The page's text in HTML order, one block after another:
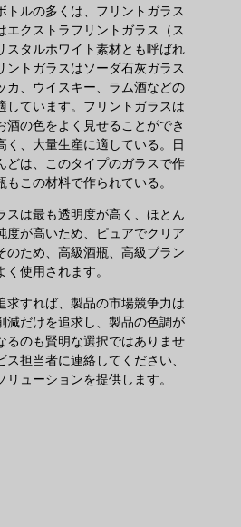
ルの多くは、フリントガラス
エクストラフリントガラス（ス
スタルホワイト素材とも呼ばれ
ントガラスはソーダ石灰ガラス
カ、ウイスキー、ラム酒などの
ています。フリントガラスは
の色をよく見せることができ
く、大量生産に適している。日
どは、このタイプのガラスで作
この材料で作られている。
スは最も透明度が高く、ほとん
度が高いため、ピュアでクリア
のため、高級酒瓶、高級ブラン
使用されます。
求すれば、製品の市場競争力は
減だけを追求し、製品の色調が
るのも賢明な選択ではありませ
担当者に連絡してください、
ューションを提供します。